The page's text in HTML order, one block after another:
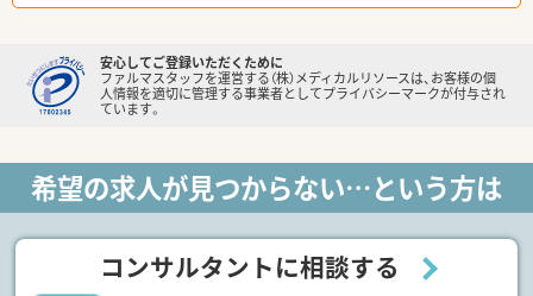
安心してご登録いただくために
ファルマスタッフを運営する（株）メディカルリソースは、お客様の個
人情報を適切に管理する事業者としてプライバシーマークが付与され
ています。
希望の求人が見つからない…という方は
コンサルタントに相談する